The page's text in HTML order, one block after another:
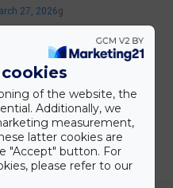
27, 2026g
LEGO Helicarrier!
LEGO 43277 Szörnyella
25, 2026g
of the website, the
Additionally, we
measurement,
latter cookies are
"Accept" button. For
please refer to our